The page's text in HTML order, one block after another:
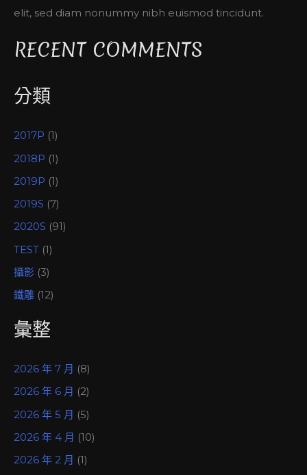
elit, sed diam nonummy nibh euismod tincidunt.
RECENT COMMENTS
分類
2017P (1)
2018P (1)
2019P (1)
2019S (7)
2020S (91)
TEST (1)
攝影 (3)
鐵雕 (12)
彙整
2026 年 7 月 (8)
2026 年 6 月 (2)
2026 年 5 月 (5)
2026 年 4 月 (10)
2026 年 2 月 (1)